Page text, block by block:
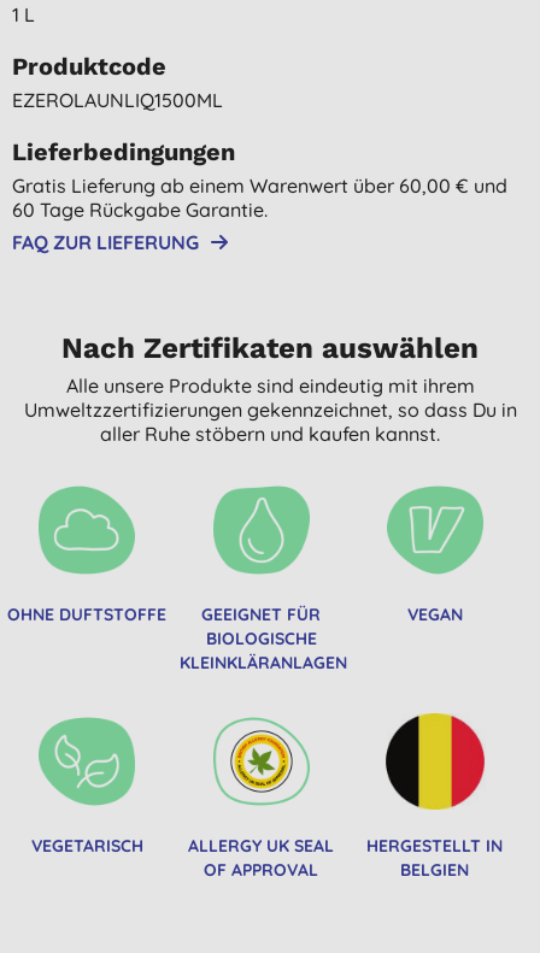
1 L
Produktcode
EZEROLAUNLIQ1500ML
Lieferbedingungen
Gratis Lieferung ab einem Warenwert über 60,00 € und
60 Tage Rückgabe Garantie.
FAQ ZUR LIEFERUNG
Nach Zertifikaten auswählen
Alle unsere Produkte sind eindeutig mit ihrem
Umweltzzertifizierungen gekennzeichnet, so dass Du in
aller Ruhe stöbern und kaufen kannst.
OHNE DUFTSTOFFE
GEEIGNET FÜR
BIOLOGISCHE
KLEINKLÄRANLAGEN
VEGAN
VEGETARISCH
ALLERGY UK SEAL
OF APPROVAL
HERGESTELLT IN
BELGIEN